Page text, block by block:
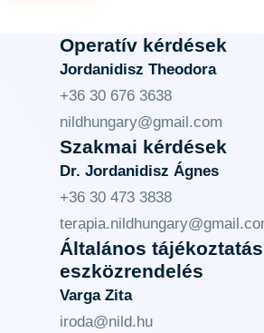
Operatív kérdések
Jordanidisz Theodora
+36 30 676 3638
nildhungary@gmail.com
Szakmai kérdések
Dr. Jordanidisz Ágnes
+36 30 473 3838
Általános
eszközrendelés
Varga Zita
iroda@nild.hu